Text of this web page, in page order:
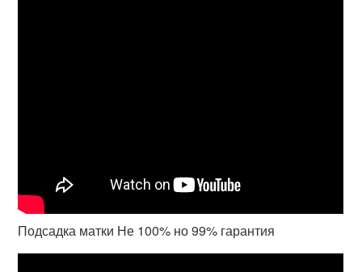
Подсадка матки Не 100% но 99% гарантия